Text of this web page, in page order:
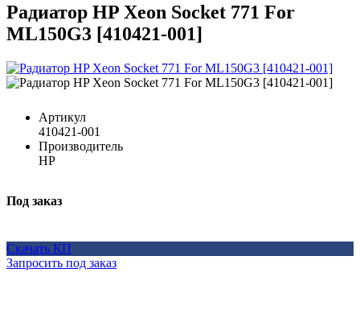
Радиатор HP Xeon Socket 771 For
ML150G3 [410421-001]
Артикул
410421-001
Производитель
HP
Под заказ
Скачать КП
Запросить под заказ